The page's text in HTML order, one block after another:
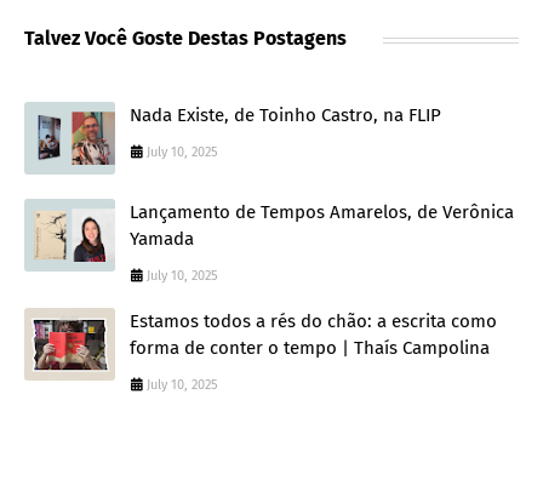
Talvez Você Goste Destas Postagens
Nada Existe, de Toinho Castro, na FLIP
July 10, 2025
Lançamento de Tempos Amarelos, de Verônica
Yamada
July 10, 2025
Estamos todos a rés do chão: a escrita como
forma de conter o tempo | Thaís Campolina
July 10, 2025